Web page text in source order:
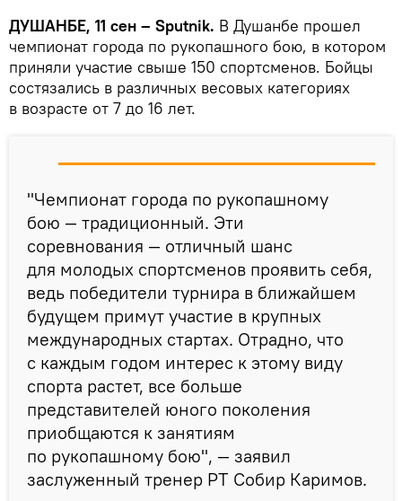
ДУШАНБЕ, 11 сен – Sputnik. В Душанбе прошел
чемпионат города по рукопашного бою, в котором
приняли участие свыше 150 спортсменов. Бойцы
состязались в различных весовых категориях
в возрасте от 7 до 16 лет.
"Чемпионат города по рукопашному
бою — традиционный. Эти
соревнования — отличный шанс
для молодых спортсменов проявить себя,
ведь победители турнира в ближайшем
будущем примут участие в крупных
международных стартах. Отрадно, что
с каждым годом интерес к этому виду
спорта растет, все больше
представителей юного поколения
приобщаются к занятиям
по рукопашному бою", — заявил
заслуженный тренер РТ Собир Каримов.